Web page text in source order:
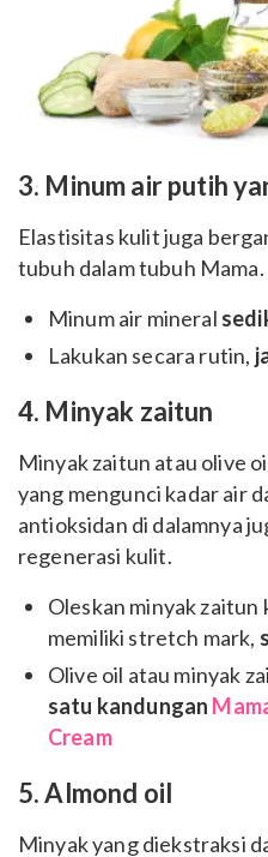
3. Minum air putih
Elastisitas kulit juga
tubuh dalam tubuh Mama.
Minum air mineral
Lakukan secara rutin,
4. Minyak zaitun
Minyak zaitun atau olive
yang mengunci kadar air
antioksidan di dalamnya
regenerasi kulit.
Oleskan minyak zaitun
memiliki stretch mark,
Olive oil atau minyak
satu kandungan
Cream
5. Almond oil
Minyak yang diekstraksi